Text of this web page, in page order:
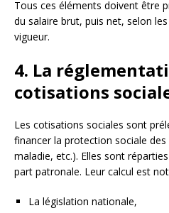
Tous ces éléments doivent être
du salaire brut, puis net, selon
vigueur.
4. La
cotisations
Les cotisations sociales sont
financer la protection sociale
maladie, etc.). Elles sont
part patronale. Leur calcul est
La législation nationale,